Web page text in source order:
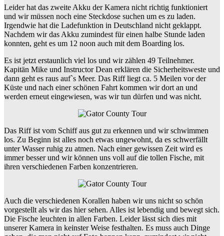
Leider hat das zweite Akku der Kamera nicht richtig funktioniert
und wir müssen noch eine Steckdose suchen um es zu laden.
Irgendwie hat die Ladefunktion in Deutschland nicht geklappt.
Nachdem wir das Akku zumindest für einen halbe Stunde laden
konnten, geht es um 12 noon auch mit dem Boarding los.
Es ist jetzt erstaunlich viel los und wir zählen 49 Teilnehmer.
Kapitän Mike und Instructor Dean erklären die Sicherheitsweste und
dann geht es raus auf`s Meer. Das Riff liegt ca. 5 Meilen vor der
Küste und nach einer schönen Fahrt kommen wir dort an und
werden erneut eingewiesen, was wir tun dürfen und was nicht.
Das Riff ist vom Schiff aus gut zu erkennen und wir schwimmen
los. Zu Beginn ist alles noch etwas ungewohnt, da es schwerfällt
unter Wasser ruhig zu atmen. Nach einer gewissen Zeit wird es
immer besser und wir können uns voll auf die tollen Fische, mit
ihren verschiedenen Farben konzentrieren.
Auch die verschiedenen Korallen haben wir uns nicht so schön
vorgestellt als wir das hier sehen. Alles ist lebendig und bewegt sich.
Die Fische leuchten in allen Farben. Leider lässt sich dies mit
unserer Kamera in keinster Weise festhalten. Es muss auch Dinge